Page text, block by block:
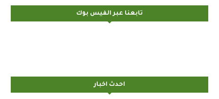
تابعنا عبر الفيس بوك
احدث اخبار